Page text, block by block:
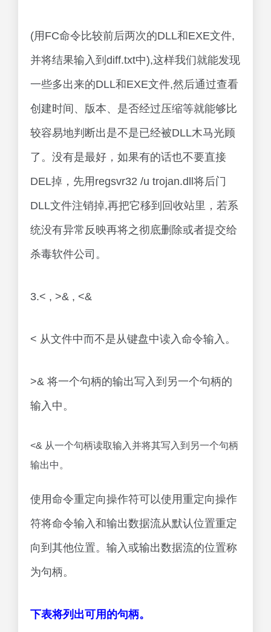
(用FC命令比较前后两次的DLL和EXE文件,
并将结果输入到diff.txt中),这样我们就能发现
一些多出来的DLL和EXE文件,然后通过查看
创建时间、版本、是否经过压缩等就能够比
较容易地判断出是不是已经被DLL木马光顾
了。没有是最好，如果有的话也不要直接
DEL掉，先用regsvr32 /u trojan.dll将后门
DLL文件注销掉,再把它移到回收站里，若系
统没有异常反映再将之彻底删除或者提交给
杀毒软件公司。
3.< , >& , <&
< 从文件中而不是从键盘中读入命令输入。
>& 将一个句柄的输出写入到另一个句柄的
输入中。
<& 从一个句柄读取输入并将其写入到另一个句柄
输出中。
使用命令重定向操作符可以使用重定向操作
符将命令输入和输出数据流从默认位置重定
向到其他位置。输入或输出数据流的位置称
为句柄。
下表将列出可用的句柄。